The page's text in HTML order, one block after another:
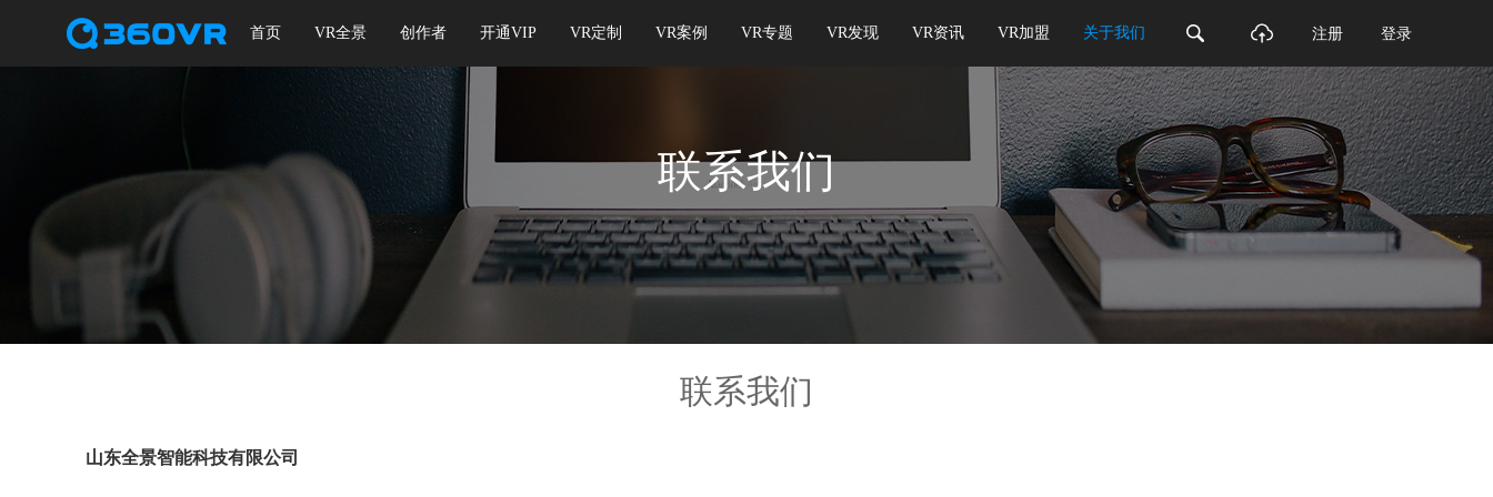
首页 VR全景 创作者 开通VIP VR定制 VR案例 VR专题 VR发现 VR资讯 VR加盟 关于我们 注册 登录
联系我们
联系我们
山东全景智能科技有限公司